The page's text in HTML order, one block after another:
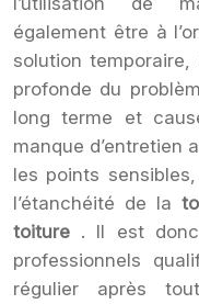
également être à
solution
profonde du
long terme et
manque d’entretien
les points
l’étanchéité de la
toiture . Il est
professionnels
régulier après